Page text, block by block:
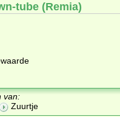
tube (Remia)
van:
Zuurtje